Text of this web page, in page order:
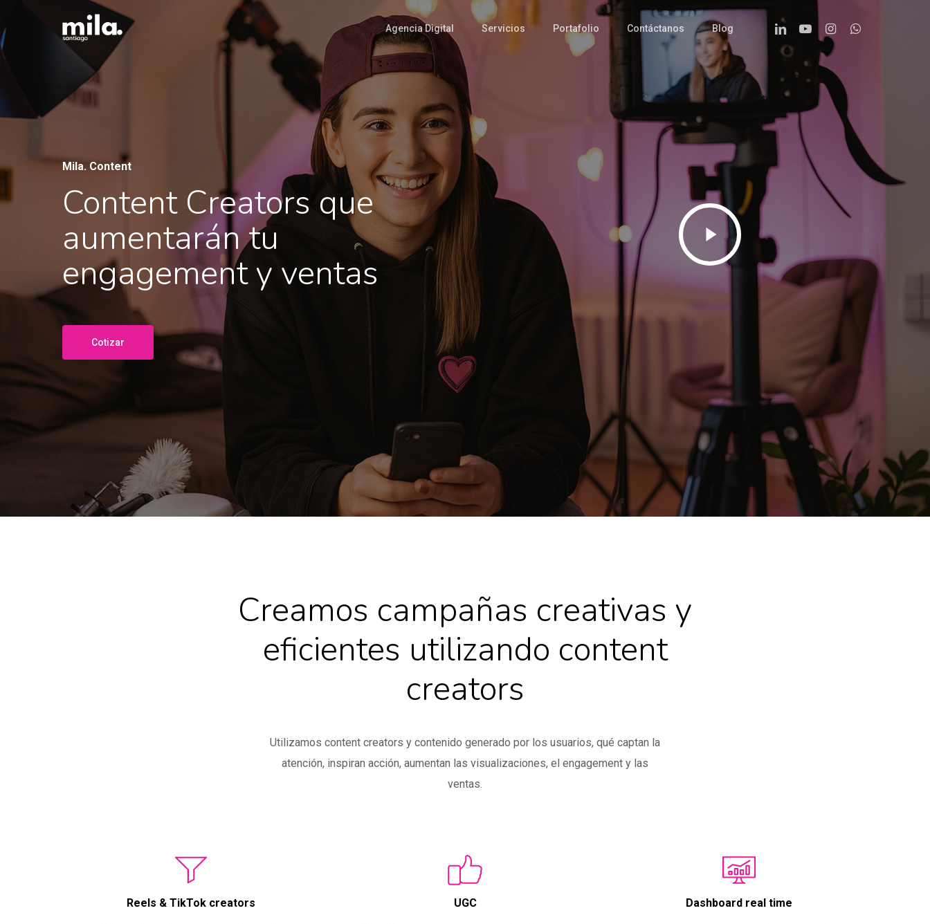
to
main
Agencia Digital Servicios Portafolio Contáctanos Blog LinkedinYoutubeInstagramWhatsapp
Mila. Content
Content Creators que
aumentarán tu
engagement y ventas
Cotizar
Play
Video
Creamos campañas creativas y
eficientes utilizando content
creators
Utilizamos content creators y contenido generado por los usuarios, qué captan la
atención, inspiran acción, aumentan las visualizaciones, el engagement y las
ventas.
Reels & TikTok creators UGC Dashboard real time